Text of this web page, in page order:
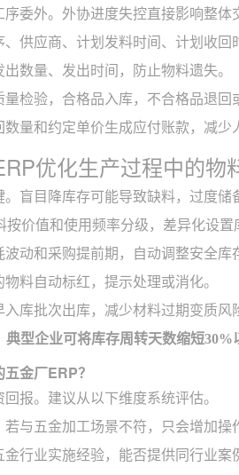
委外。外协进度失控直接影响整体
供应商、计划发料时间、计划收回
数量、发出时间，防止物料遗失。
检验，合格品入库，不合格品退回
量和约定单价生成应付账款，减少
优化生产过程中的物
盲目降库存可能导致缺料，过度储
价值和使用频率分级，差异化设置
动和采购提前期，自动调整安全库
料自动标红，提示处理或消化。
库批次出库，减少材料过期变质风
型企业可将库存周转天数缩短30%
金厂ERP？
报。建议从以下维度系统评估。
与五金加工场景不符，只会增加操
行业实施经验，能否提供同行业案